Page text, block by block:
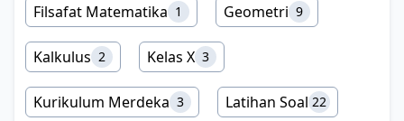
Filsafat Matematika 1 Geometri 9
Kalkulus 2 Kelas X 3
Kurikulum Merdeka 3 Latihan Soal 22